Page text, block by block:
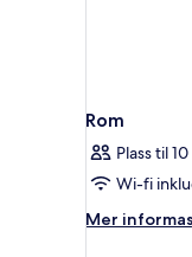
Rom
Plass til
Wi-fi
Mer
Mer